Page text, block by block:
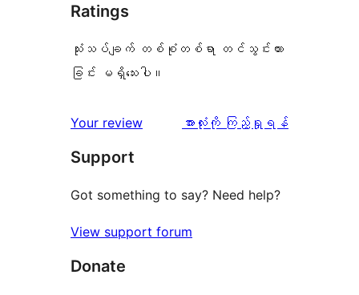
Ratings
သုံးသပ်ချက် တစ်စုံတစ်ရာ တင်သွင်းထား
ခြင်း မရှိသေးပါ။
Your review
သုံးသပ်
အားလုံးကို ကြည့်ရှုရန်
Support
Got something to say? Need help?
View support forum
Donate